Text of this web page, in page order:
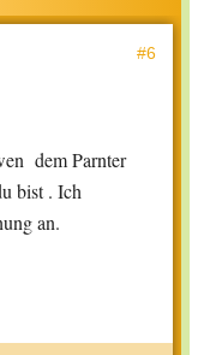
#6
dem Parnter
bist . Ich
an.